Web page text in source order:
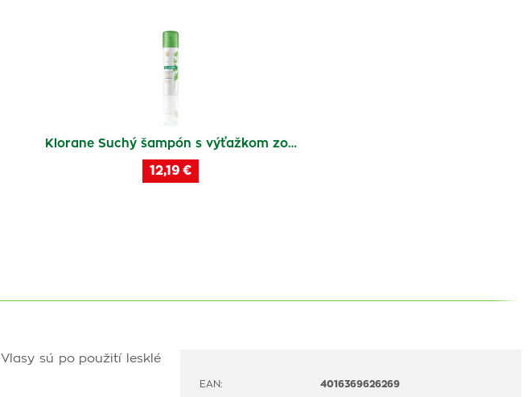
Klorane Suchý šampón s výťažkom zo…
12,19 €
sú po použití lesklé
EAN: 4016369626269